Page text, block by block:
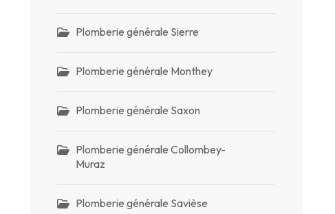
Plomberie générale Sierre
Plomberie générale Monthey
Plomberie générale Saxon
Plomberie générale Collombey-
Muraz
Plomberie générale Savièse